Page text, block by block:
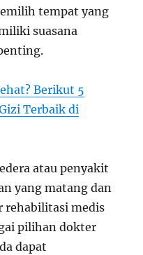
tempat yang
suasana
Berikut 5
Terbaik di
atau penyakit
yang matang dan
rehabilitasi medis
pilihan dokter
dapat